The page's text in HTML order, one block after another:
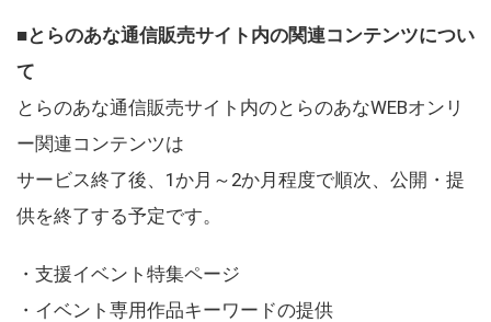
■とらのあな通信販売サイト内の関連コンテンツについ
て
とらのあな通信販売サイト内のとらのあなWEBオンリ
ー関連コンテンツは
サービス終了後、1か月～2か月程度で順次、公開・提
供を終了する予定です。
・支援イベント特集ページ
・イベント専用作品キーワードの提供